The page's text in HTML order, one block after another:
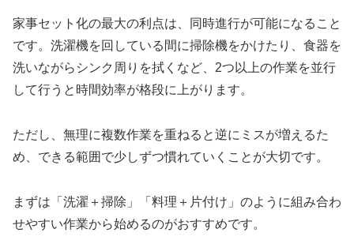
家事セット化の最大の利点は、同時進行が可能になること
です。洗濯機を回している間に掃除機をかけたり、食器を
洗いながらシンク周りを拭くなど、2つ以上の作業を並行
して行うと時間効率が格段に上がります。
ただし、無理に複数作業を重ねると逆にミスが増えるた
め、できる範囲で少しずつ慣れていくことが大切です。
まずは「洗濯＋掃除」「料理＋片付け」のように組み合わ
せやすい作業から始めるのがおすすめです。